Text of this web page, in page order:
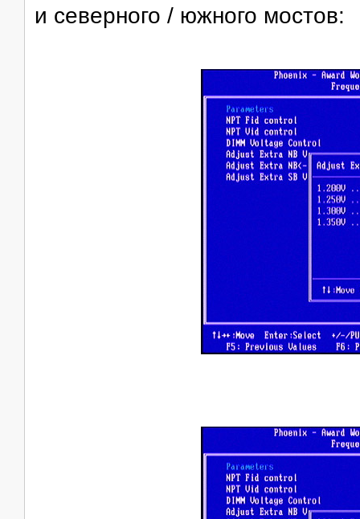
и северного / южного мостов: